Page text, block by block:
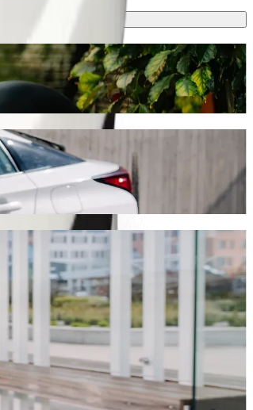
Bolt-თან ერთად ეს მგზავრობა